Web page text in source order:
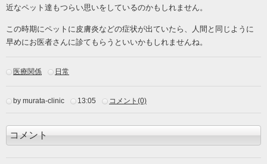
近なペット達もつらい思いをしているのかもしれません。
この時期にペットに皮膚炎などの症状が出ていたら、人間と同じように
早めにお医者さんに診てもらうといいかもしれませんね。
医療関係 日常
by murata-clinic 13:05 コメント(0)
コメント